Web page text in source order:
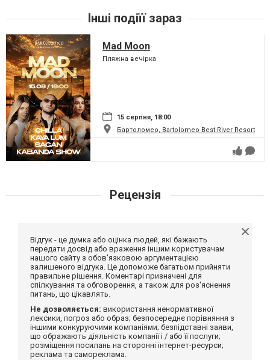
Інші подіїї зараз
Mad Moon
Пляжна вечірка
15 серпня, 18:00
Бартоломео, Bartolomeo Best River Resort
Рецензія
Відгук - це думка або оцінка людей, які бажають
передати досвід або враження іншим користувачам
нашого сайту з обов'язковою аргументацією
залишеного відгука. Це допоможе багатьом прийняти
правильне рішення. Коментарі призначені для
спілкування та обговорення, а також для роз'яснення
питань, що цікавлять.
Не дозволяється: використання ненормативної
лексики, погроз або образ; безпосереднє порівняння з
іншими конкуруючими компаніями; безпідставні заяви,
що ображають діяльність компанії і / або її послуги;
розміщення посилань на сторонні інтернет-ресурси;
реклама та самореклама.